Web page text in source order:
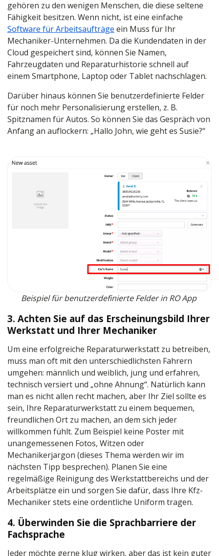
gehören zu den wenigen Menschen, die diese seltene
Fähigkeit besitzen. Wenn nicht, ist eine einfache
Software für Arbeitsaufträge ein Muss für Ihr
Mechaniker-Unternehmen. Da die Kundendaten in der
Cloud gespeichert sind, können Sie Namen,
Fahrzeugdaten und Reparaturhistorie schnell auf
einem Smartphone, Laptop oder Tablet nachschlagen.
Darüber hinaus können Sie benutzerdefinierte Felder
für noch mehr Personalisierung erstellen, z. B.
Spitznamen für Autos. So können Sie das Gespräch von
Anfang an auflockern: „Hallo John, wie geht es Susie?“
Beispiel für benutzerdefinierte Felder in RO App
3. Achten Sie auf das Erscheinungsbild Ihrer
Werkstatt und Ihrer Mechaniker
Um eine erfolgreiche Reparaturwerkstatt zu betreiben,
muss man oft mit den unterschiedlichsten Fahrern
umgehen: männlich und weiblich, jung und erfahren,
technisch versiert und „ohne Ahnung“. Natürlich kann
man es nicht allen recht machen, aber Ihr Ziel sollte es
sein, Ihre Reparaturwerkstatt zu einem bequemen,
freundlichen Ort zu machen, an dem sich jeder
willkommen fühlt. Zum Beispiel keine Poster mit
unangemessenen Fotos, Witzen oder
Mechanikerjargon (dieses Thema werden wir im
nächsten Tipp besprechen). Planen Sie eine
regelmäßige Reinigung des Werkstattbereichs und der
Arbeitsplätze ein und sorgen Sie dafür, dass Ihre Kfz-
Mechaniker stets eine ordentliche Uniform tragen.
4. Überwinden Sie die Sprachbarriere der
Fachsprache
Jeder möchte gerne klug wirken, aber das ist kein guter